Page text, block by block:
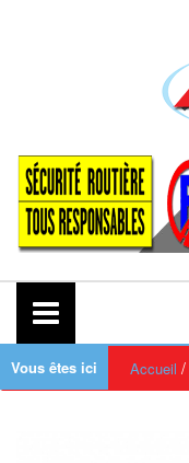
Vous êtes ici Accueil /